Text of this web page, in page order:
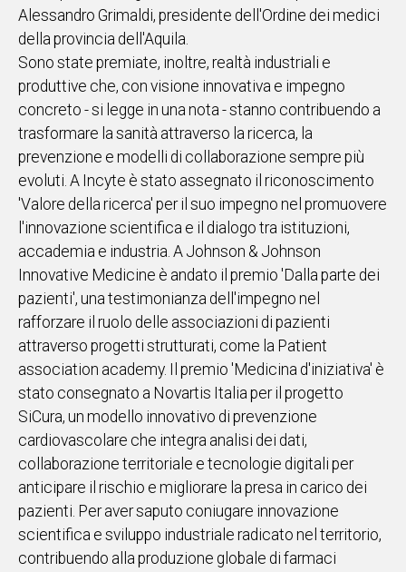
Alessandro Grimaldi, presidente dell'Ordine dei medici
della provincia dell'Aquila.
Sono state premiate, inoltre, realtà industriali e
produttive che, con visione innovativa e impegno
concreto - si legge in una nota - stanno contribuendo a
trasformare la sanità attraverso la ricerca, la
prevenzione e modelli di collaborazione sempre più
evoluti. A Incyte è stato assegnato il riconoscimento
'Valore della ricerca' per il suo impegno nel promuovere
l'innovazione scientifica e il dialogo tra istituzioni,
accademia e industria. A Johnson & Johnson
Innovative Medicine è andato il premio 'Dalla parte dei
pazienti', una testimonianza dell'impegno nel
rafforzare il ruolo delle associazioni di pazienti
attraverso progetti strutturati, come la Patient
association academy. Il premio 'Medicina d'iniziativa' è
stato consegnato a Novartis Italia per il progetto
SiCura, un modello innovativo di prevenzione
cardiovascolare che integra analisi dei dati,
collaborazione territoriale e tecnologie digitali per
anticipare il rischio e migliorare la presa in carico dei
pazienti. Per aver saputo coniugare innovazione
scientifica e sviluppo industriale radicato nel territorio,
contribuendo alla produzione globale di farmaci